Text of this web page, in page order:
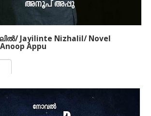
പുസ്തകം ഇവിടെ നിരോധിച്ചിരുന്നു.
the author)
Jayilinte Nizhalil/ Novel
Appu